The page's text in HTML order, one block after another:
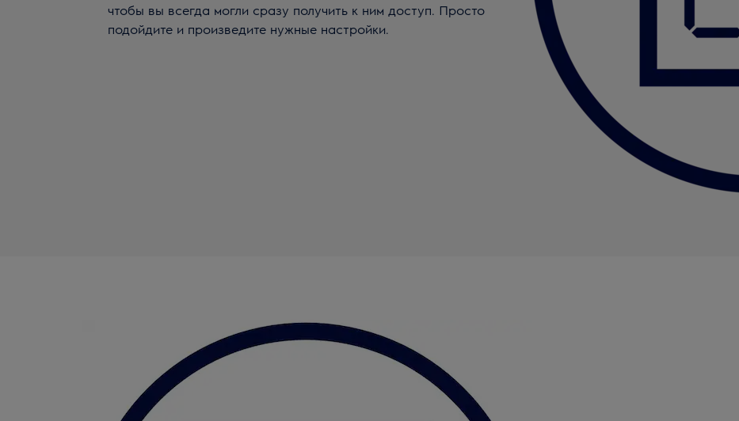
чтобы вы всегда могли сразу получить к ним доступ. Просто
подойдите и произведите нужные настройки.